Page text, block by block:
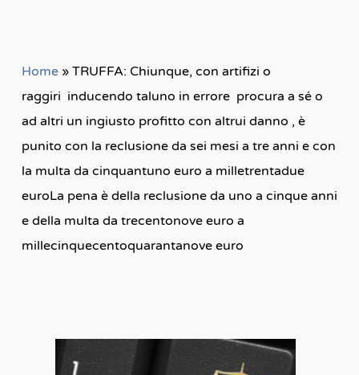
Home» TRUFFA: Chiunque, con artifizi o
raggiri inducendo taluno in errore procura a sé o
ad altri un ingiusto profitto con altrui danno , è
punito con la reclusione da sei mesi a tre anni e con
la multa da cinquantuno euro a milletrentadue
euroLa pena è della reclusione da uno a cinque anni
e della multa da trecentonove euro a
millecinquecentoquarantanove euro